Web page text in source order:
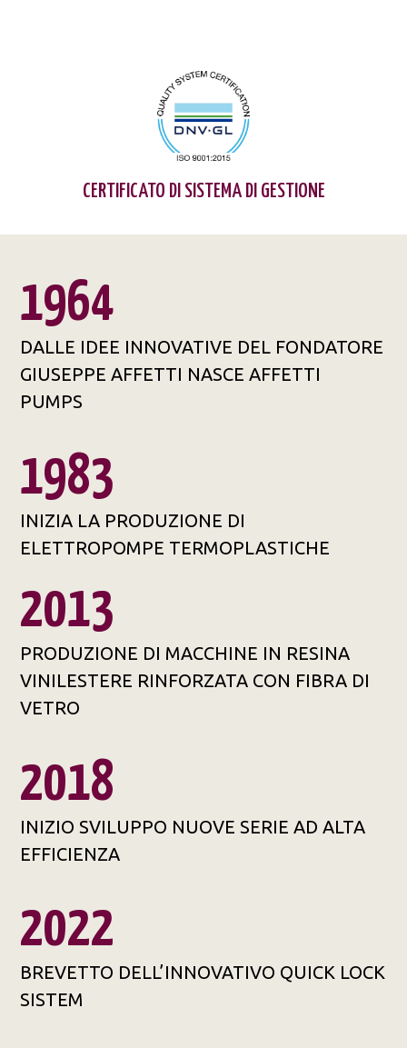
CERTIFICATO DI SISTEMA DI GESTIONE
1964
DALLE IDEE INNOVATIVE DEL FONDATORE
GIUSEPPE AFFETTI NASCE AFFETTI
PUMPS
1983
INIZIA LA PRODUZIONE DI
ELETTROPOMPE TERMOPLASTICHE
2013
PRODUZIONE DI MACCHINE IN RESINA
VINILESTERE RINFORZATA CON FIBRA DI
VETRO
2018
INIZIO SVILUPPO NUOVE SERIE AD ALTA
EFFICIENZA
2022
BREVETTO DELL’INNOVATIVO QUICK LOCK
SISTEM